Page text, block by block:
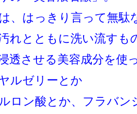
、はっきり言って無駄
れとともに洗い流すも
透させる美容成分を使
ルゼリーとか
ロン酸とか、フラバン